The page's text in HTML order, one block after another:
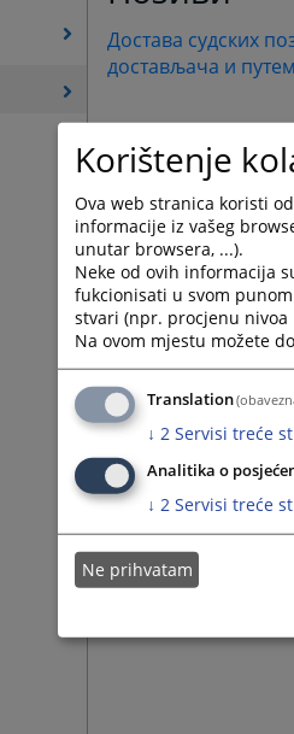
Достава судских
достављача и
Korištenje
Ova web stranica koristi
informacije iz vašeg
unutar browsera, ...).
Neke od ovih informacija
fukcionisati u svom
stvari (npr. procjenu nivoa
Na ovom mjestu možete
Translation
↓ 2 Servisi treće
Analitika o
↓ 2 Servisi treće
Ne prihvatam